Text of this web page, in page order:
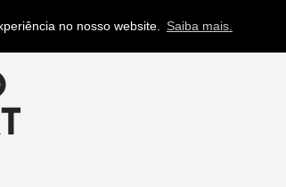
no nosso website. Saiba mais.